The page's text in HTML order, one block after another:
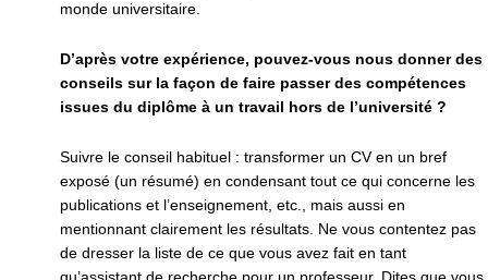
monde universitaire.
D’après votre expérience, pouvez-vous nous donner des
conseils sur la façon de faire passer des compétences
issues du diplôme à un travail hors de l’université ?
Suivre le conseil habituel : transformer un CV en un bref
exposé (un résumé) en condensant tout ce qui concerne les
publications et l’enseignement, etc., mais aussi en
mentionnant clairement les résultats. Ne vous contentez pas
de dresser la liste de ce que vous avez fait en tant